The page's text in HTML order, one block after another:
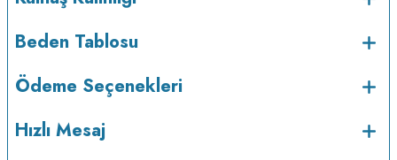
Beden Tablosu
Ödeme Seçenekleri
Hızlı Mesaj